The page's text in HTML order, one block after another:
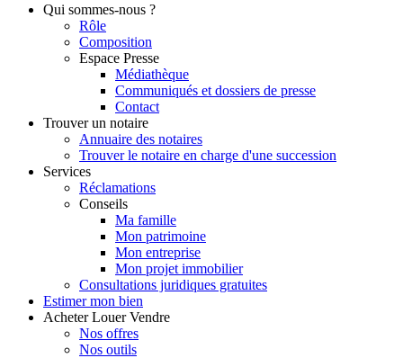
Qui sommes-nous ?
Rôle
Composition
Espace Presse
Médiathèque
Communiqués et dossiers de presse
Contact
Trouver un notaire
Annuaire des notaires
Trouver le notaire en charge d'une succession
Services
Réclamations
Conseils
Ma famille
Mon patrimoine
Mon entreprise
Mon projet immobilier
Consultations juridiques gratuites
Estimer mon bien
Acheter Louer Vendre
Nos offres
Nos outils